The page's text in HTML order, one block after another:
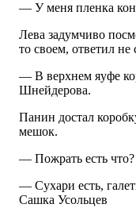
— У меня пленка
Лева задумчиво
то своем, ответил не
— В верхнем яуфе
Шнейдерова.
Панин достал
мешок.
— Пожрать есть
— Сухари есть,
Сашка Усольцев